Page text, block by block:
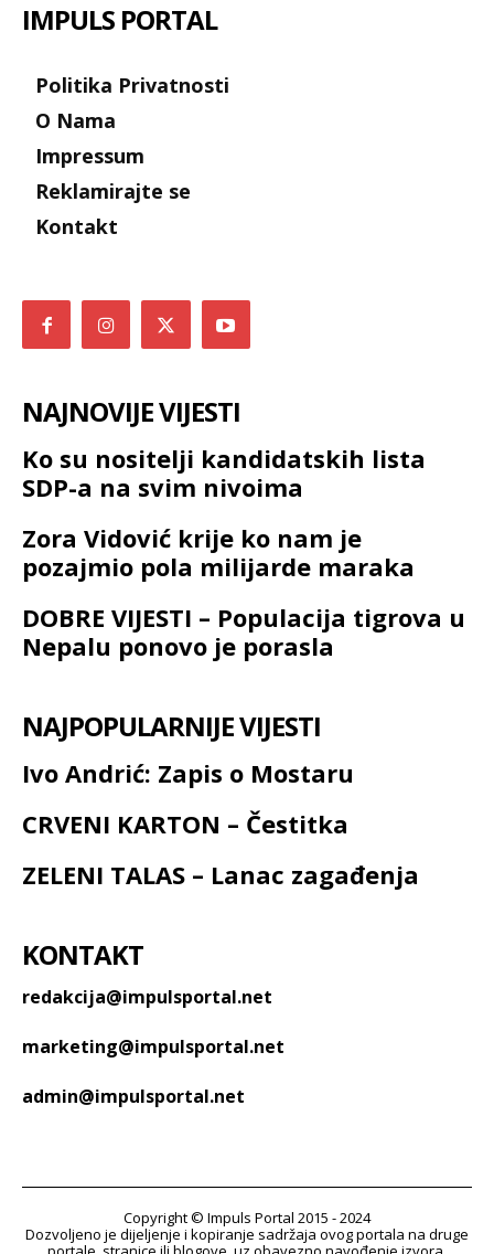
IMPULS PORTAL
Politika Privatnosti
O Nama
Impressum
Reklamirajte se
Kontakt
NAJNOVIJE VIJESTI
Ko su nositelji kandidatskih lista
SDP-a na svim nivoima
Zora Vidović krije ko nam je
pozajmio pola milijarde maraka
DOBRE VIJESTI – Populacija tigrova u
Nepalu ponovo je porasla
NAJPOPULARNIJE VIJESTI
Ivo Andrić: Zapis o Mostaru
CRVENI KARTON – Čestitka
ZELENI TALAS – Lanac zagađenja
KONTAKT
redakcija@impulsportal.net
marketing@impulsportal.net
admin@impulsportal.net
Copyright © Impuls Portal 2015 - 2024
Dozvoljeno je dijeljenje i kopiranje sadržaja ovog portala na druge